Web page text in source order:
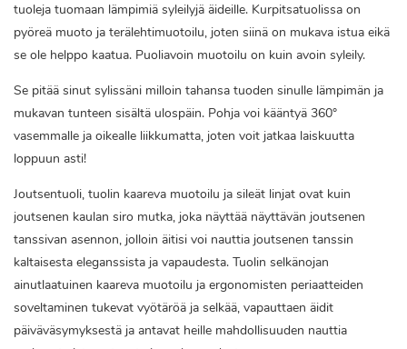
tuoleja tuomaan lämpimiä syleilyjä äideille. Kurpitsatuolissa on
pyöreä muoto ja terälehtimuotoilu, joten siinä on mukava istua eikä
se ole helppo kaatua. Puoliavoin muotoilu on kuin avoin syleily.
Se pitää sinut sylissäni milloin tahansa tuoden sinulle lämpimän ja
mukavan tunteen sisältä ulospäin. Pohja voi kääntyä 360°
vasemmalle ja oikealle liikkumatta, joten voit jatkaa laiskuutta
loppuun asti!
Joutsentuoli, tuolin kaareva muotoilu ja sileät linjat ovat kuin
joutsenen kaulan siro mutka, joka näyttää näyttävän joutsenen
tanssivan asennon, jolloin äitisi voi nauttia joutsenen tanssin
kaltaisesta eleganssista ja vapaudesta. Tuolin selkänojan
ainutlaatuinen kaareva muotoilu ja ergonomisten periaatteiden
soveltaminen tukevat vyötäröä ja selkää, vapauttaen äidit
päiväväsymyksestä ja antavat heille mahdollisuuden nauttia